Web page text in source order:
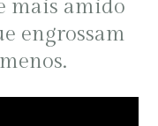
mais amido
engrossam